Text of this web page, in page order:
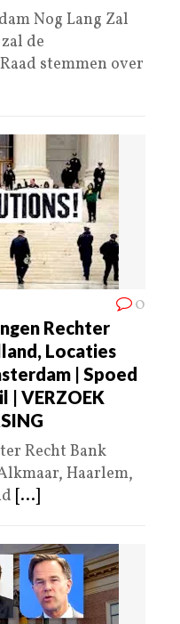
Nog Lang Zal
de
stemmen over
0
Rechter
Locaties
| Spoed
| VERZOEK
Recht Bank
Haarlem,
[...]